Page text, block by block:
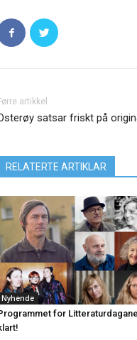
artikkel
satsar friskt på
RELATERTE ARTIKLAR
Nyhende
for